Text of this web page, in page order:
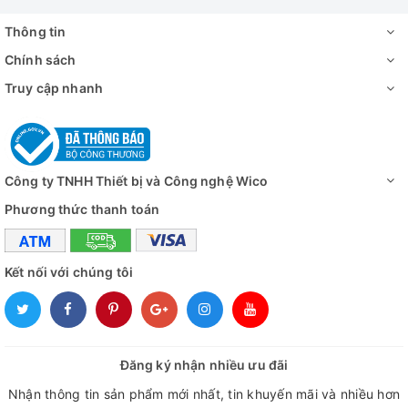
Đánh giá
Thông tin
Chính sách
Truy cập nhanh
Công ty TNHH Thiết bị và Công nghệ Wico
Phương thức thanh toán
Kết nối với chúng tôi
Đăng ký nhận nhiều ưu đãi
Nhận thông tin sản phẩm mới nhất, tin khuyến mãi và nhiều hơn